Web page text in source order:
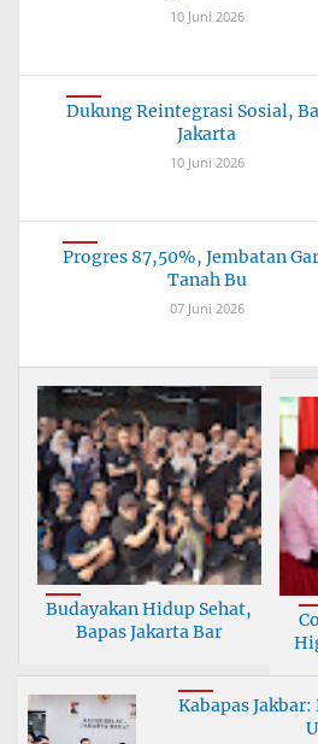
10 Juni 2026
Dukung Reintegrasi Sosial,
Jakarta
10 Juni 2026
Progres 87,50%, Jembatan
Tanah Bu
07 Juni 2026
Budayakan Hidup Sehat,
Bapas Jakarta Bar
Kabapas